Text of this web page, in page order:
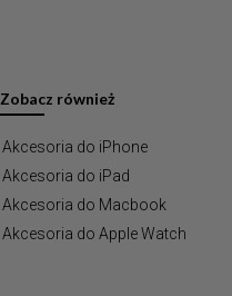
Zobacz również
Akcesoria do iPhone
Akcesoria do iPad
Akcesoria do Macbook
Akcesoria do Apple Watch